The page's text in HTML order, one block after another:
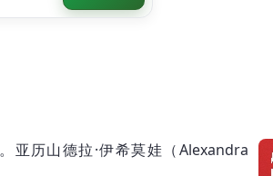
历山德拉·伊希莫娃（Alexandra